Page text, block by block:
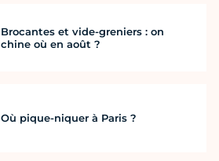
Brocantes et vide-greniers : on
chine où en août ?
Où pique-niquer à Paris ?